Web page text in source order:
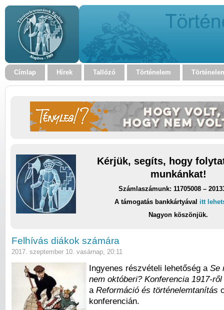
Címlap Hírek Tallózó Történelem
Kérjük, segíts, hogy
munkánkat!
Számlaszámunk: 11705008 –
A támogatás bankkártyával itt
Nagyon köszönjük.
Felhívás diákok számára
2017. szeptember 10. vasárnap, 20:11
Ingyenes részvételi lehetőség a Se
nem októberi? Konferencia 1917-ről
a Reformáció és történelemtanítás
konferencián.